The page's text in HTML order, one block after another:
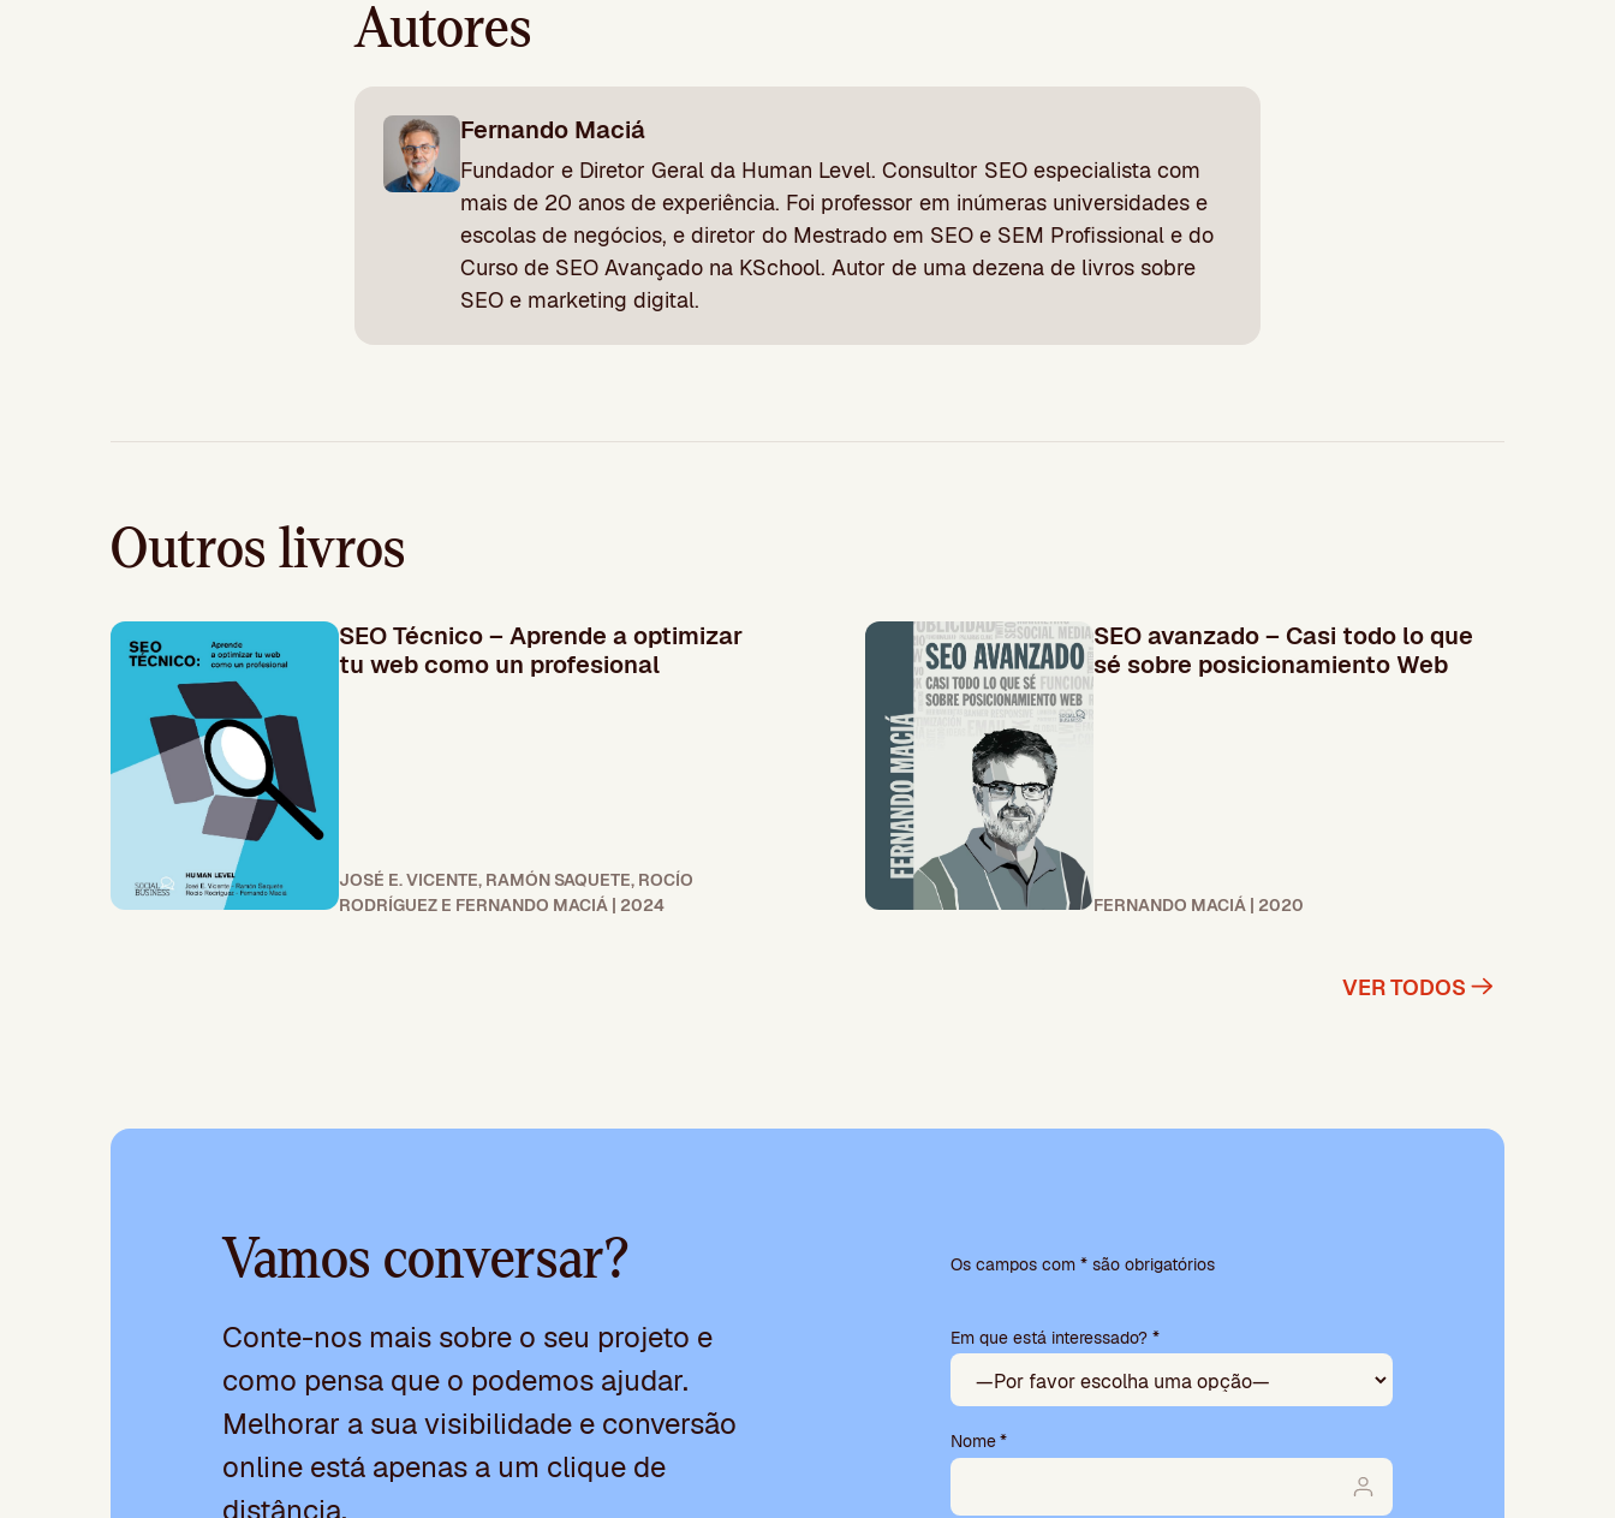
Autores
Fernando Maciá
Fundador e Diretor Geral da Human Level. Consultor SEO especialista com
mais de 20 anos de experiência. Foi professor em inúmeras universidades e
escolas de negócios, e diretor do Mestrado em SEO e SEM Profissional e do
Curso de SEO Avançado na KSchool. Autor de uma dezena de livros sobre
SEO e marketing digital.
Outros livros
SEO Técnico – Aprende a optimizar
tu web como un profesional
JOSÉ E. VICENTE, RAMÓN SAQUETE, ROCÍO
RODRÍGUEZ E FERNANDO MACIÁ | 2024
SEO avanzado – Casi todo lo que
sé sobre posicionamiento Web
FERNANDO MACIÁ | 2020
VER TODOS
Vamos conversar?
Conte-nos mais sobre o seu projeto e
como pensa que o podemos ajudar.
Melhorar a sua visibilidade e conversão
online está apenas a um clique de
distância.
l
s
e
a
v
Os campos com * são obrigatórios
Em que está interessado? *
Nome*